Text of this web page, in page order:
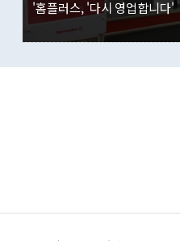
'홈플러스, '다시 영업합니다'